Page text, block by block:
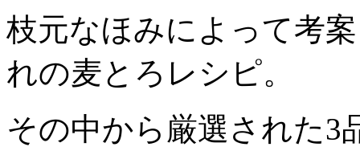
枝元なほみによって考
れの麦とろレシピ。
その中から厳選された3